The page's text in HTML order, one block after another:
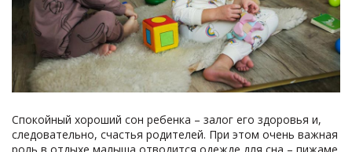
Спокойный хороший сон ребенка – залог его здоровья и,
следовательно, счастья родителей. При этом очень важная